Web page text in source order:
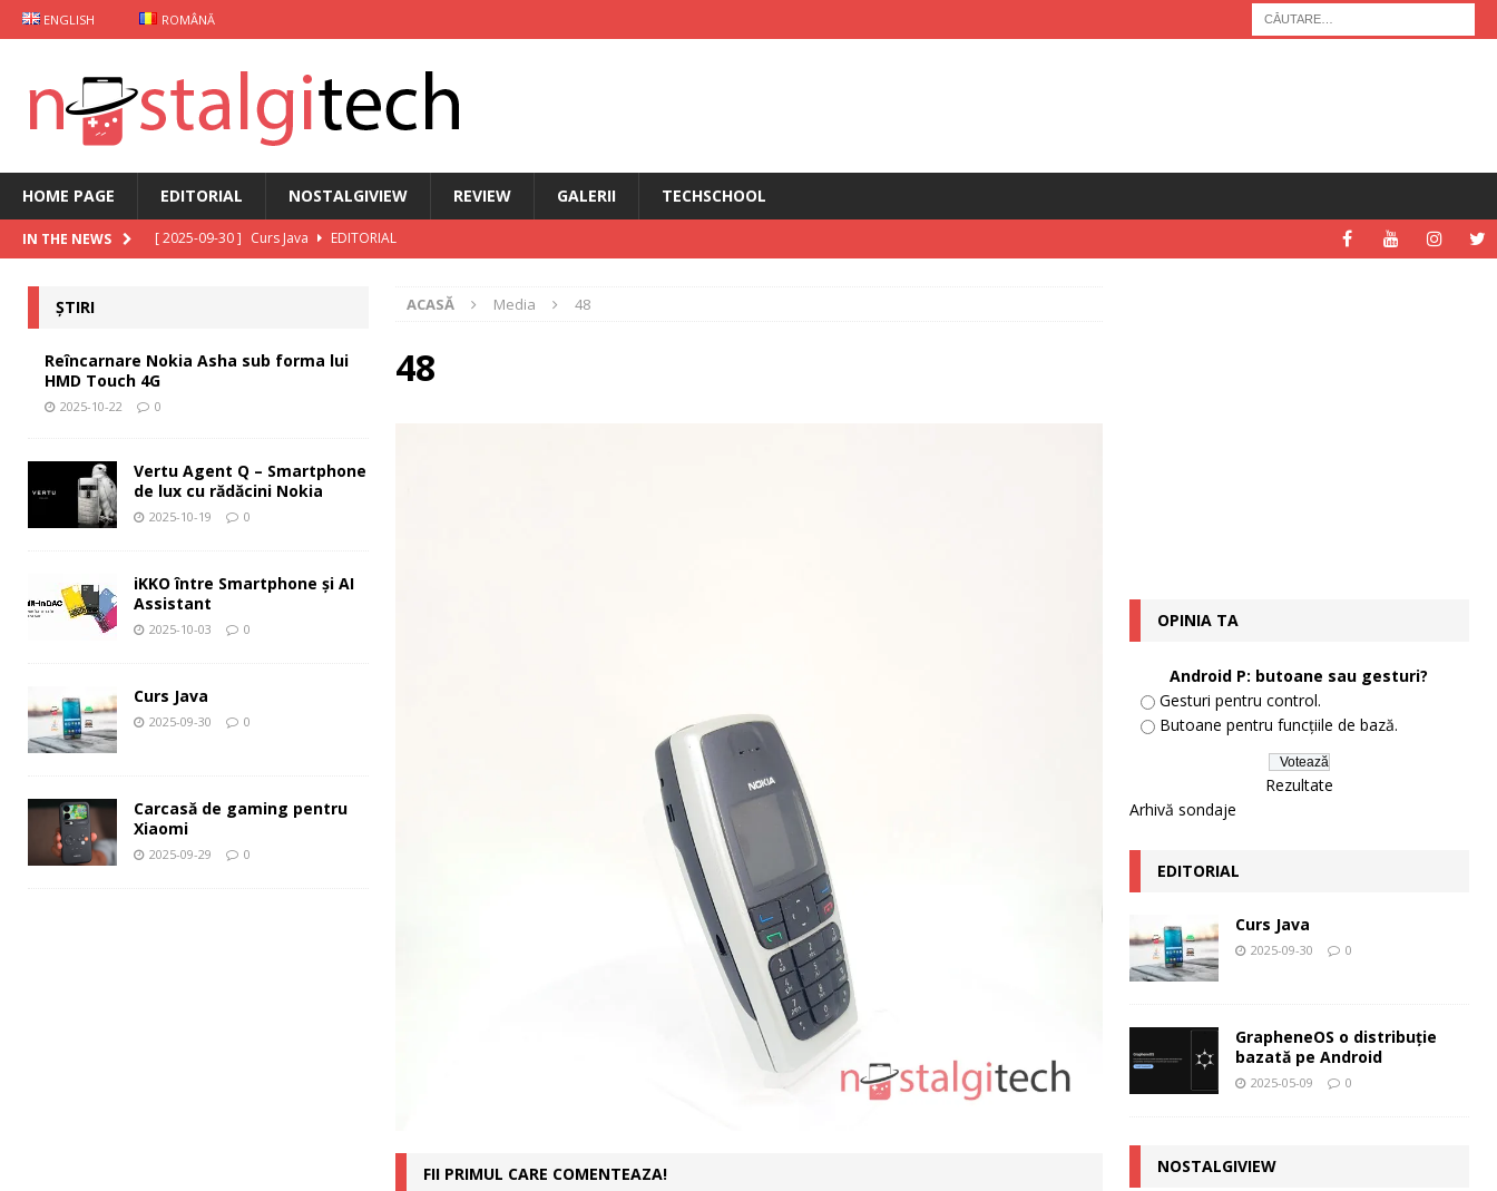
ENGLISH ROMÂNĂ
HOME PAGE EDITORIAL NOSTALGIVIEW REVIEW GALERII TECHSCHOOL
IN THE NEWS [ 2025-09-30 ] Curs Java
EDITORIAL
Reîncarnare Nokia Asha sub forma lui HMD Touch 4G
[ 2025-10-19 ]
Vertu Agent Q – Smartphone de lux cu rădăcini Nokia
[ 2025-10-03 ]
ACASĂ Media 48
48
FII PRIMUL CARE COMENTEAZA!
ȘTIRI
Reîncarnare Nokia Asha sub forma lui
HMD Touch 4G
2025-10-22 0
Vertu Agent Q – Smartphone
de lux cu rădăcini Nokia
2025-10-19 0
iKKO între Smartphone și AI
Assistant
2025-10-03 0
Curs Java
2025-09-30 0
Carcasă de gaming pentru
Xiaomi
2025-09-29 0
OPINIA TA
Android P: butoane sau gesturi?
Gesturi pentru control.
Butoane pentru funcțiile de bază.
Rezultate
Arhivă sondaje
EDITORIAL
Curs Java
2025-09-30 0
GrapheneOS o distribuție
bazată pe Android
2025-05-09 0
NOSTALGIVIEW